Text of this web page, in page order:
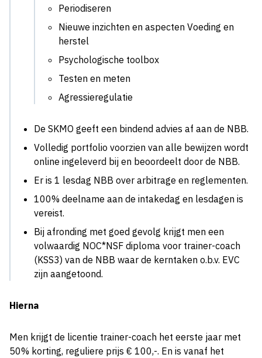
Periodiseren
Nieuwe inzichten en aspecten Voeding en
herstel
Psychologische toolbox
Testen en meten
Agressieregulatie
De SKMO geeft een bindend advies af aan de NBB.
Volledig portfolio voorzien van alle bewijzen wordt
online ingeleverd bij en beoordeelt door de NBB.
Er is 1 lesdag NBB over arbitrage en reglementen.
100% deelname aan de intakedag en lesdagen is
vereist.
Bij afronding met goed gevolg krijgt men een
volwaardig NOC*NSF diploma voor trainer-coach
(KSS3) van de NBB waar de kerntaken o.b.v. EVC
zijn aangetoond.
Hierna
Men krijgt de licentie trainer-coach het eerste jaar met
50% korting, reguliere prijs € 100,-. En is vanaf het